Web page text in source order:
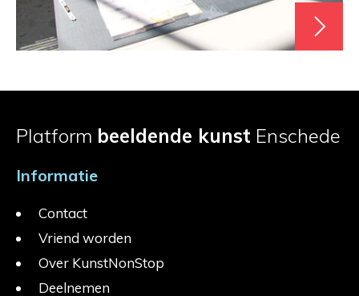
Platform beeldende kunst Enschede
Informatie
Contact
Vriend worden
Over KunstNonStop
Deelnemen